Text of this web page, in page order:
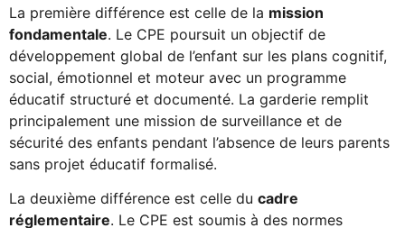
La première différence est celle de la mission
fondamentale. Le CPE poursuit un objectif de
développement global de l’enfant sur les plans cognitif,
social, émotionnel et moteur avec un programme
éducatif structuré et documenté. La garderie remplit
principalement une mission de surveillance et de
sécurité des enfants pendant l’absence de leurs parents
sans projet éducatif formalisé.
La deuxième différence est celle du cadre
réglementaire. Le CPE est soumis à des normes